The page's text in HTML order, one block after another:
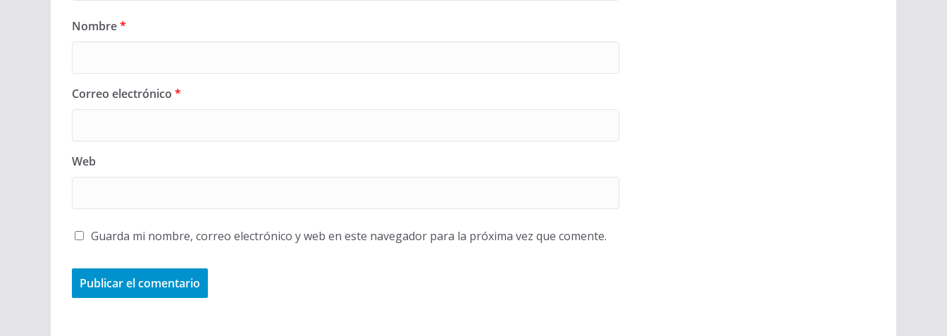
Nombre*
Correo electrónico *
Web
Guarda mi nombre, correo electrónico y web en este navegador para la próxima vez que comente.